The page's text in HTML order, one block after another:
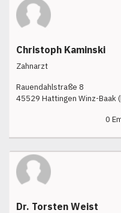
Christoph Kaminski
Zahnarzt
Rauendahlstraße 8
45529 Hattingen Winz-Baak
0
Dr. Torsten Weist